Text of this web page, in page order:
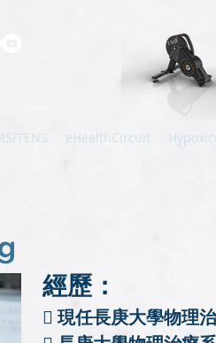
TENS eHealthCircuit
經歷：
 現任長庚大學物理